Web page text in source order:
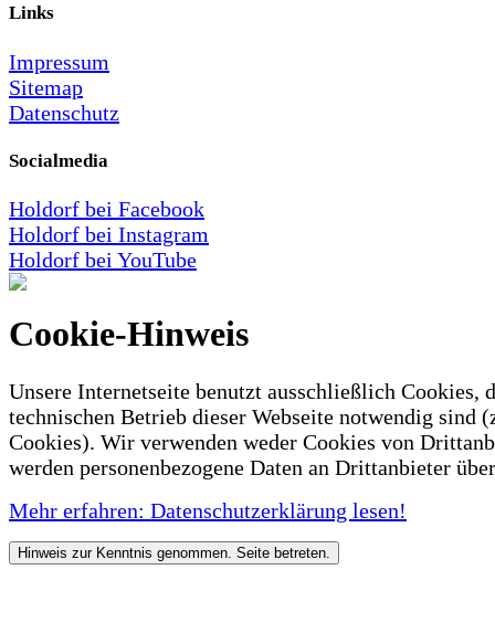
Links
Impressum
Sitemap
Datenschutz
Socialmedia
Holdorf bei Facebook
Holdorf bei Instagram
Holdorf bei YouTube
Cookie-Hinweis
Unsere Internetseite benutzt ausschließlich Cookies,
technischen Betrieb dieser Webseite notwendig sind
Cookies). Wir verwenden weder Cookies von
werden personenbezogene Daten an Drittanbieter
Mehr erfahren: Datenschutzerklärung lesen!
Hinweis zur Kenntnis genommen. Seite betreten.